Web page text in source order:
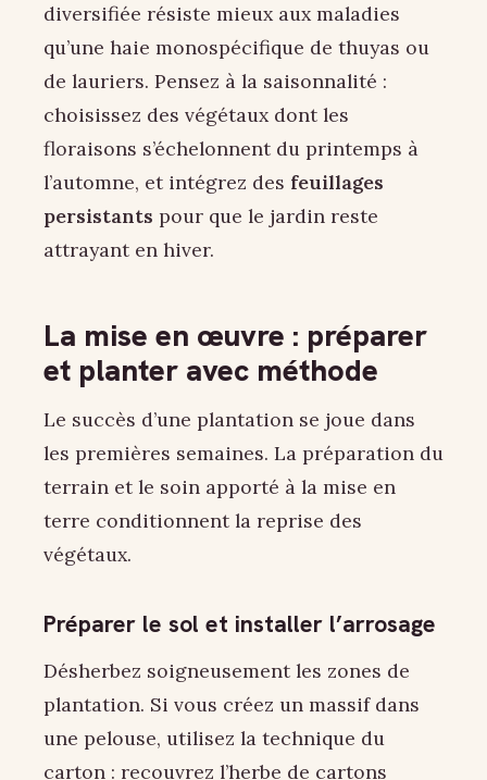
diversifiée résiste mieux aux maladies
qu’une haie monospécifique de thuyas ou
de lauriers. Pensez à la saisonnalité :
choisissez des végétaux dont les
floraisons s’échelonnent du printemps à
l’automne, et intégrez des feuillages
persistants pour que le jardin reste
attrayant en hiver.
La mise en œuvre : préparer
et planter avec méthode
Le succès d’une plantation se joue dans
les premières semaines. La préparation du
terrain et le soin apporté à la mise en
terre conditionnent la reprise des
végétaux.
Préparer le sol et installer l’arrosage
Désherbez soigneusement les zones de
plantation. Si vous créez un massif dans
une pelouse, utilisez la technique du
carton : recouvrez l’herbe de cartons